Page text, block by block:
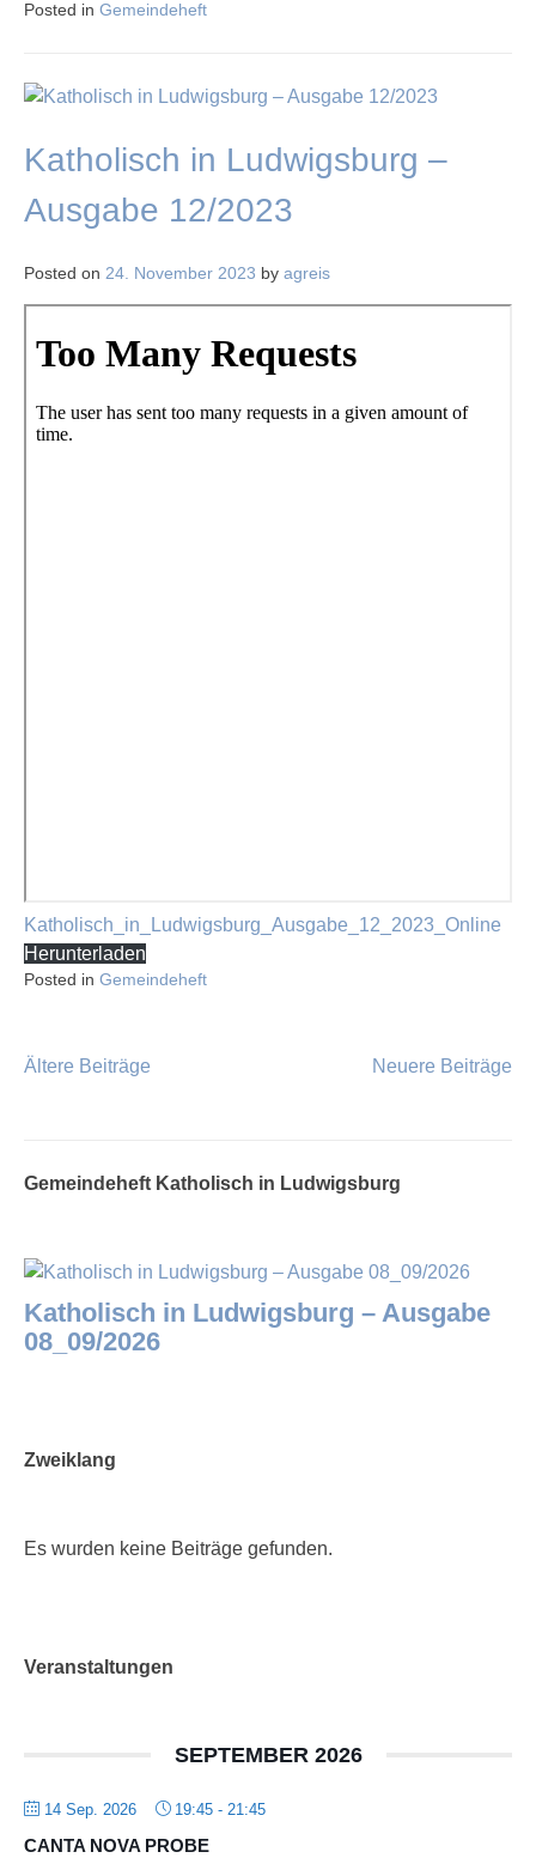
Posted in Gemeindeheft
Katholisch in Ludwigsburg –
Ausgabe 12/2023
Posted on 24. November 2023 by agreis
Katholisch_in_Ludwigsburg_Ausgabe_12_2023_Online
Herunterladen
Posted in Gemeindeheft
Beitragsnavigation
Ältere Beiträge Neuere Beiträge
Gemeindeheft Katholisch in Ludwigsburg
Katholisch in Ludwigsburg – Ausgabe
08_09/2026
Zweiklang
Es wurden keine Beiträge gefunden.
Veranstaltungen
SEPTEMBER 2026
14 Sep. 2026 19:45 - 21:45
CANTA NOVA PROBE